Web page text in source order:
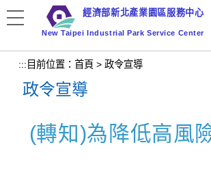
要
容
塊
經濟部新北產業園區服務中心
New Taipei Industrial Park Service Center
::: 目前位置： 首頁 > 政令宣導
政令宣導
(轉知)為降低高風